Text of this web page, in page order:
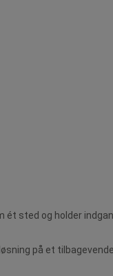
sted og holder
på et